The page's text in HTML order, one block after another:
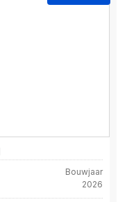
Bouwjaar
2026